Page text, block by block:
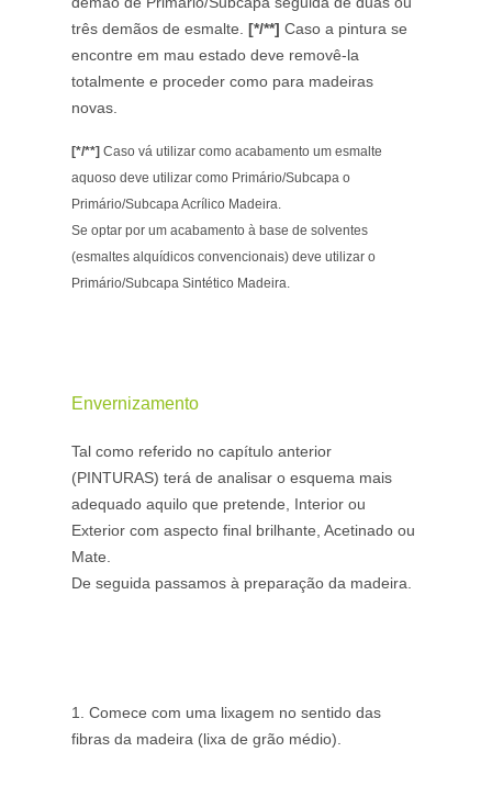
três demãos de esmalte. [*/**] Caso a pintura se
encontre em mau estado deve removê-la
totalmente e proceder como para madeiras
novas.
[*/**] Caso vá utilizar como acabamento um esmalte
aquoso deve utilizar como Primário/Subcapa o
Primário/Subcapa Acrílico Madeira.
Se optar por um acabamento à base de solventes
(esmaltes alquídicos convencionais) deve utilizar o
Primário/Subcapa Sintético Madeira.
Envernizamento
Tal como referido no capítulo anterior
(PINTURAS) terá de analisar o esquema mais
adequado aquilo que pretende, Interior ou
Exterior com aspecto final brilhante, Acetinado ou
Mate.
De seguida passamos à preparação da madeira.
1. Comece com uma lixagem no sentido das
fibras da madeira (lixa de grão médio).